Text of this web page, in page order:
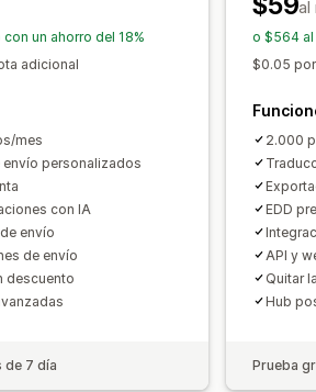
un ahorro del 18%
adicional
mes
envío personalizados
con IA
envío
de envío
descuento
de 7 día
al
o $564 al
$0.05
2.000
EDD
API y
Quitar
Hub
Prueba